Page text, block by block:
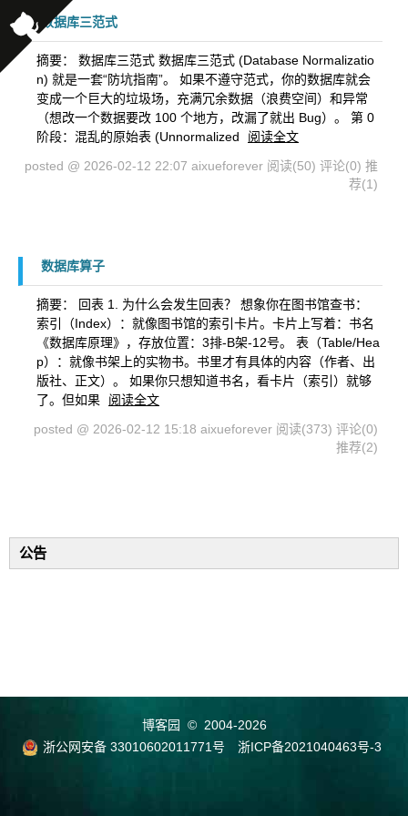
数据库三范式
摘要： 数据库三范式 数据库三范式 (Database Normalizatio
n) 就是一套“防坑指南”。 如果不遵守范式，你的数据库就会
变成一个巨大的垃圾场，充满冗余数据（浪费空间）和异常
（想改一个数据要改 100 个地方，改漏了就出 Bug）。 第 0
阶段：混乱的原始表 (Unnormalized
阅读全文
posted @ 2026-02-12 22:07 aixueforever 阅读(50) 评论(0) 推
荐(1)
数据库算子
摘要： 回表 1. 为什么会发生回表？ 想象你在图书馆查书：
索引（Index）：就像图书馆的索引卡片。卡片上写着：书名
《数据库原理》，存放位置：3排-B架-12号。 表（Table/Hea
p）：就像书架上的实物书。书里才有具体的内容（作者、出
版社、正文）。 如果你只想知道书名，看卡片（索引）就够
了。但如果
阅读全文
posted @ 2026-02-12 15:18 aixueforever 阅读(373) 评论(0)
推荐(2)
公告
博客园
© 2004-2026
浙公网安备 33010602011771号
浙ICP备2021040463号-3